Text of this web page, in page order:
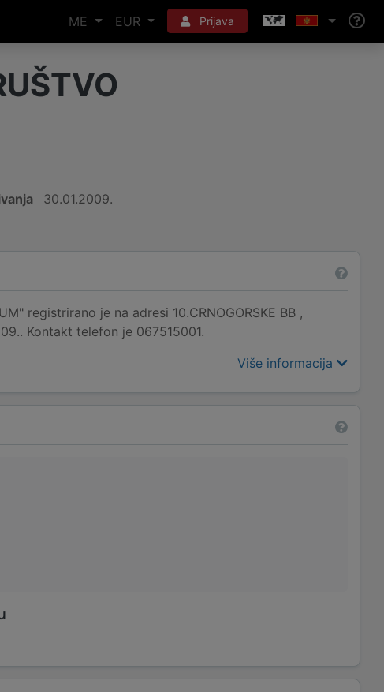
ME EUR Prijava
30.01.2009.
registrirano je na adresi 10.CRNOGORSKE BB ,
Kontakt telefon je 067515001.
Više informacija